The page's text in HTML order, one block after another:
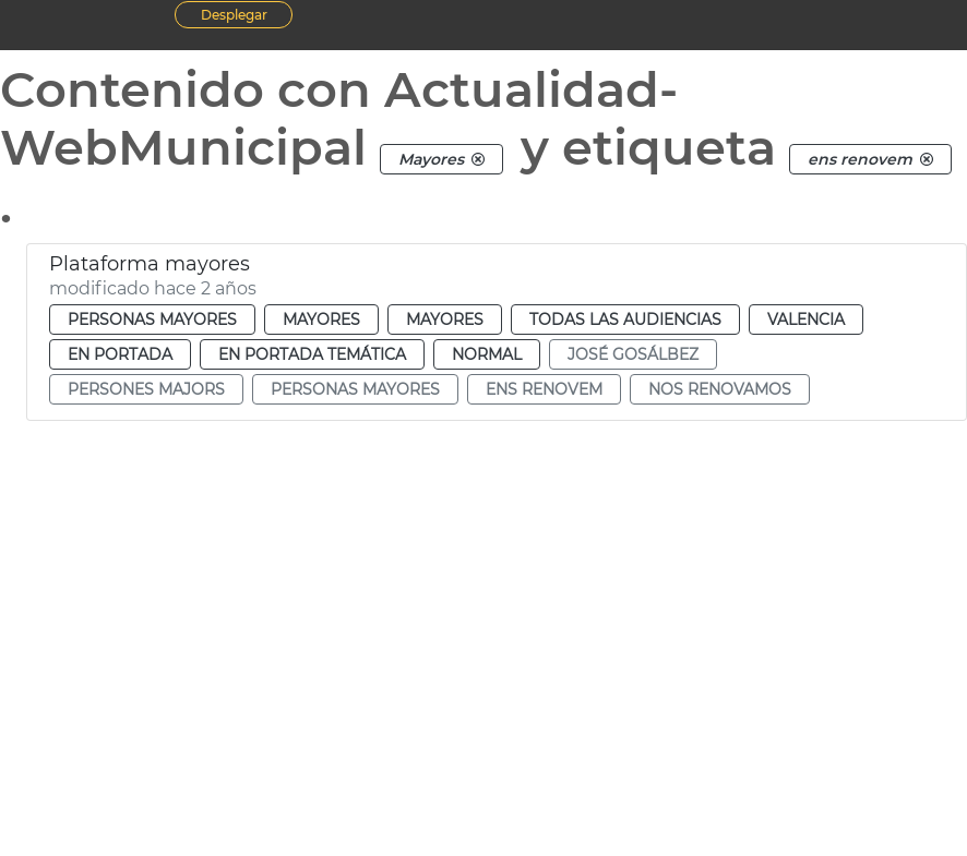
Desplegar
Contenido con Actualidad-
WebMunicipal
Mayores y etiqueta ens renovem
.
Plataforma mayores
modificado hace 2 años
PERSONAS MAYORES MAYORES MAYORES TODAS LAS AUDIENCIAS
VALENCIA
EN PORTADA
EN PORTADA TEMÁTICA NORMAL
JOSÉ GOSÁLBEZ
PERSONES MAJORS
PERSONAS MAYORES ENS RENOVEM NOS RENOVAMOS